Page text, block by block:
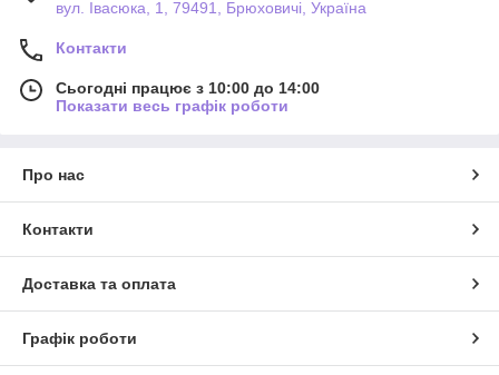
вул. Івасюка, 1, 79491, Брюховичі, Україна
Контакти
Сьогодні працює з 10:00 до 14:00
Показати весь графік роботи
Про нас
Контакти
Доставка та оплата
Графік роботи